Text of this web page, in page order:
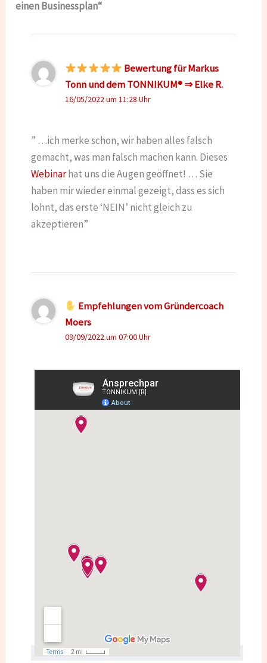
einen Businessplan“
Bewertung für Markus
Tonn und dem TONNIKUM® ⇒ Elke R.
16/05/2022 um 11:28 Uhr
” …ich merke schon, wir haben alles falsch
gemacht, was man falsch machen kann. Dieses
Webinarhat uns die Augen geöffnet! … Sie
haben mir wieder einmal gezeigt, dass es sich
lohnt, das erste ‘NEIN’ nicht gleich zu
akzeptieren”
Empfehlungen vom Gründercoach
Moers
09/09/2022 um 07:00 Uhr